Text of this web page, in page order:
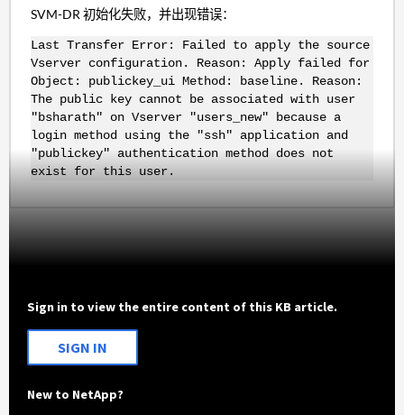
SVM-DR 初始化失败，并出现错误：
Last Transfer Error: Failed to apply the source
Vserver configuration. Reason: Apply failed for
Object: publickey_ui Method: baseline. Reason:
The public key cannot be associated with user
"bsharath" on Vserver "users_new" because a
login method using the "ssh" application and
"publickey" authentication method does not
exist for this user.
Sign in to view the entire content of this KB article.
SIGN IN
New to NetApp?